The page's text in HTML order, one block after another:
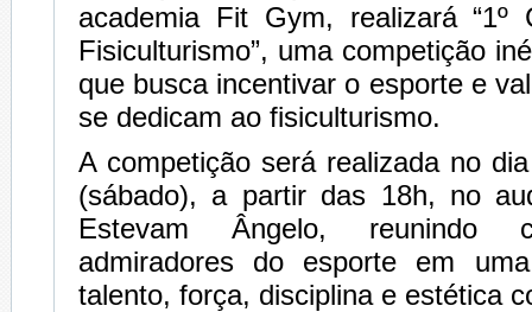
academia Fit Gym, realizará “1º
Fisiculturismo”, uma competição
que busca incentivar o esporte e
se dedicam ao fisiculturismo.
A competição será realizada no
(sábado), a partir das 18h, no
Estevam Ângelo, reunindo
admiradores do esporte em
talento, força, disciplina e estética